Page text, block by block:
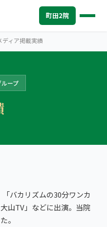
町田2院
田院
ディア掲載実績
ープ
バカリズムの30分ワンカ
山TV」などに出演。当院
。